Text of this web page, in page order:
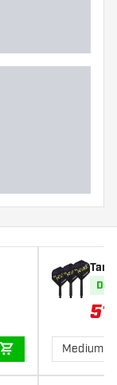
DODAJ DO
51
Medium